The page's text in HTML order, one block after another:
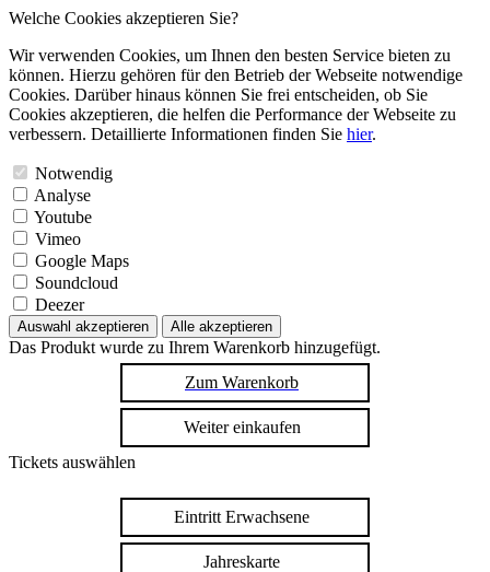
Welche Cookies akzeptieren Sie?
Wir verwenden Cookies, um Ihnen den besten Service bieten zu
können. Hierzu gehören für den Betrieb der Webseite notwendige
Cookies. Darüber hinaus können Sie frei entscheiden, ob Sie
Cookies akzeptieren, die helfen die Performance der Webseite zu
verbessern. Detaillierte Informationen finden Sie hier.
Notwendig
Analyse
Youtube
Vimeo
Google Maps
Soundcloud
Deezer
Auswahl akzeptieren Alle akzeptieren
Das Produkt wurde zu Ihrem Warenkorb hinzugefügt.
Zum Warenkorb
Weiter einkaufen
Tickets auswählen
Eintritt Erwachsene
Jahreskarte